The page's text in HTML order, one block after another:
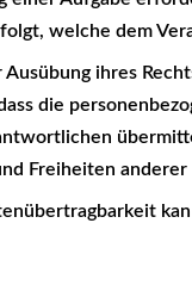
welche dem
ihres
die
Freiheiten